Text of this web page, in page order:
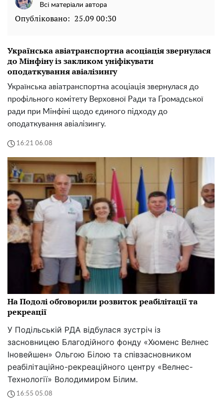
Всі матеріали автора
Опубліковано: 25.09 00:30
Українська авіатранспортна асоціація звернулася
до Мінфіну із закликом уніфікувати
оподаткування авіалізингу
Українська авіатранспортна асоціація звернулася до
профільного комітету Верховної Ради та Громадської
ради при Мінфіні щодо єдиного підходу до
оподаткування авіалізингу.
16:21 06.08
На Подолі обговорили розвиток реабілітації та
рекреації
У Подільській РДА відбулася зустріч із
засновницею Благодійного фонду «Хюменс Велнес
Іновейшен» Ольгою Білою та співзасновником
реабілітаційно-рекреаційного центру «Велнес-
Технології» Володимиром Білим.
16:55 05.08